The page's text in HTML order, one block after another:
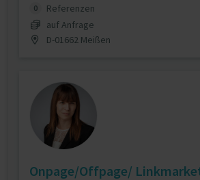
0
Referenzen
auf Anfrage
D-01662 Meißen
Onpage/Offpage/